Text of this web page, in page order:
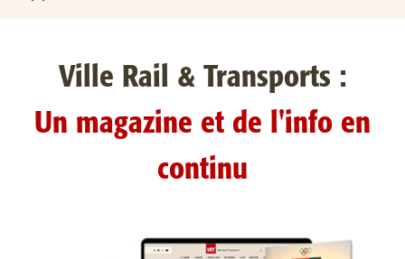
Ville Rail & Transports :
Un magazine et de l'info en
continu